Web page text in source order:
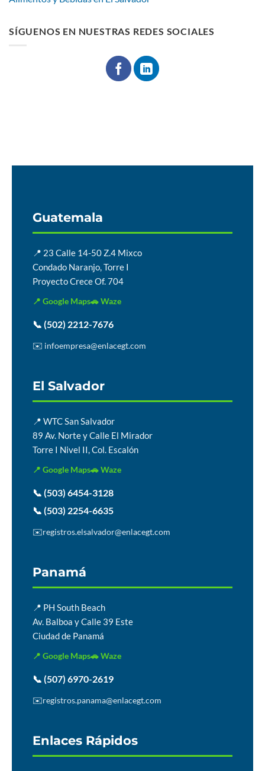
SÍGUENOS EN NUESTRAS REDES SOCIALES
Guatemala
📍 23 Calle 14-50 Z.4 Mixco
Condado Naranjo, Torre I
Proyecto Crece Of. 704
📍 Google Maps🚗 Waze
📞 (502) 2212-7676
✉️ infoempresa@enlacegt.com
El Salvador
📍 WTC San Salvador
89 Av. Norte y Calle El Mirador
Torre I Nivel II, Col. Escalón
📍 Google Maps🚗 Waze
📞 (503) 6454-3128
📞 (503) 2254-6635
✉️registros.elsalvador@enlacegt.com
Panamá
📍 PH South Beach
Av. Balboa y Calle 39 Este
Ciudad de Panamá
📍 Google Maps🚗 Waze
📞 (507) 6970-2619
✉️registros.panama@enlacegt.com
Enlaces Rápidos